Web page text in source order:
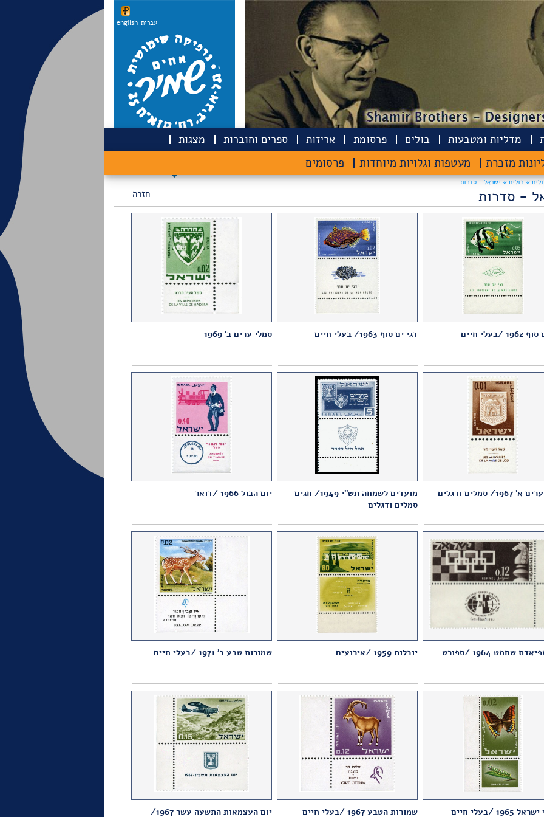
english עברית
מדליות ומטבעות בולים
מזכרת מעטפות וגלויות מיוחדות פרסומים
פרסומת אריזות ספרים וחוברות
מצגות
»בולים »ישראל - סדרות
- סדרות חזרה
/בעלי חיים דגי ים סוף 1963/ בעלי חיים סמלי ערים ב' 1969
סמלים ודגלים
מועדים לשמחה תש"י 1949/ חגים
סמלים ודגלים
יום הבול 1966 /דואר
שחמט 1964 /ספורט יובלות 1959 /אירועים שמורות טבע ב' 1971 /בעלי חיים
/בעלי חיים שמורות הטבע 1967 /בעלי חיים יום העצמאות התשעה עשר 1967/